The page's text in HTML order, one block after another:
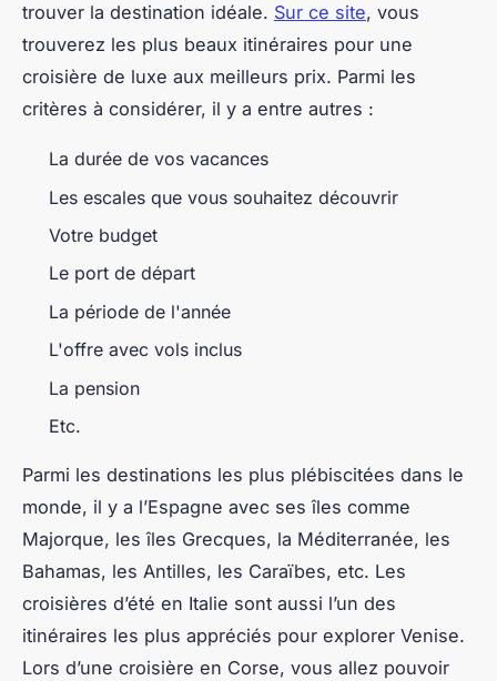
trouver la destination idéale. Sur ce site, vous
trouverez les plus beaux itinéraires pour une
croisière de luxe aux meilleurs prix. Parmi les
critères à considérer, il y a entre autres :
La durée de vos vacances
Les escales que vous souhaitez découvrir
Votre budget
Le port de départ
La période de l'année
L'offre avec vols inclus
La pension
Etc.
Parmi les destinations les plus plébiscitées dans le
monde, il y a l’Espagne avec ses îles comme
Majorque, les îles Grecques, la Méditerranée, les
Bahamas, les Antilles, les Caraïbes, etc. Les
croisières d’été en Italie sont aussi l’un des
itinéraires les plus appréciés pour explorer Venise.
Lors d’une croisière en Corse, vous allez pouvoir